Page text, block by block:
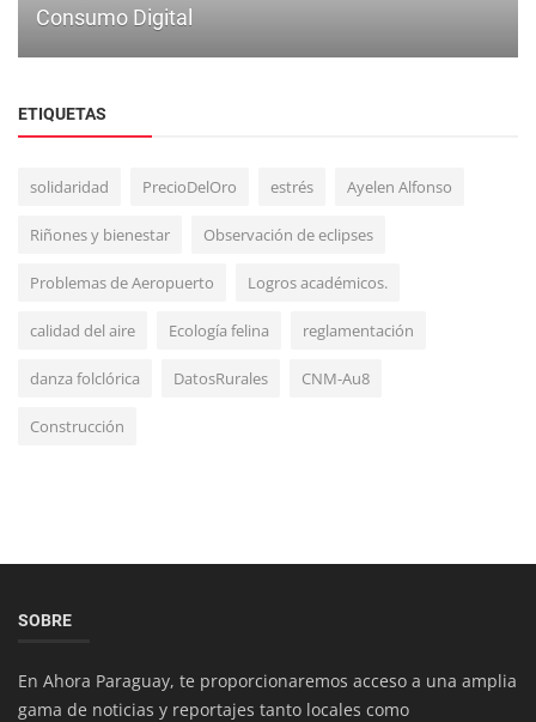
Consumo Digital
Mundo
El papa dijo que es urgente combatir el
Impulsa la Energía ...
ETIQUETAS
solidaridad PrecioDelOro estrés Ayelen Alfonso
Riñones y bienestar Observación de eclipses
Problemas de Aeropuerto Logros académicos.
calidad del aire Ecología felina reglamentación
danza folclórica DatosRurales CNM-Au8
Construcción
SOBRE
En Ahora Paraguay, te proporcionaremos acceso a una amplia
gama de noticias y reportajes tanto locales como